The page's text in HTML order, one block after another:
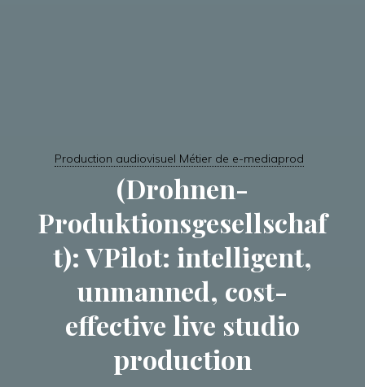
Production audiovisuel Métier de e-mediaprod
(Drohnen-
Produktionsgesellschaf
t): VPilot: intelligent,
unmanned, cost-
effective live studio
production